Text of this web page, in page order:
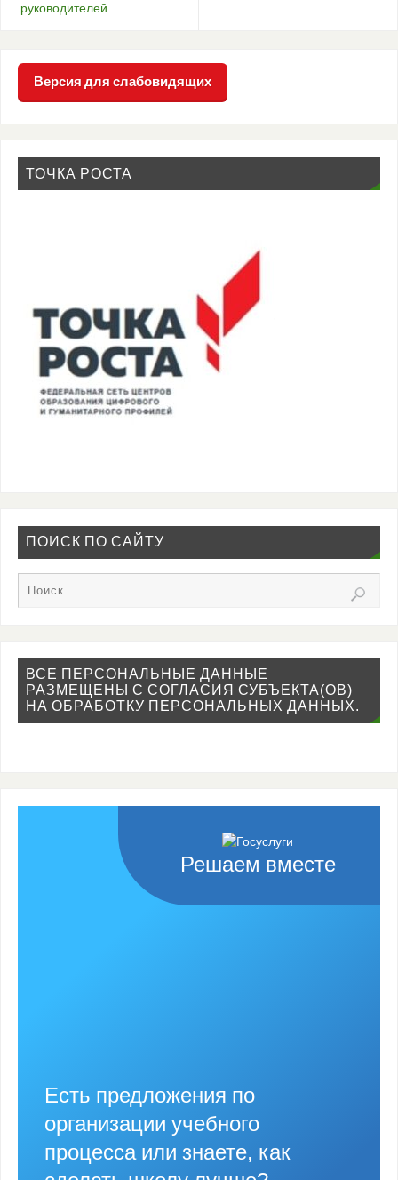
руководителей
Версия для слабовидящих
ТОЧКА РОСТА
ПОИСК ПО САЙТУ
ВСЕ ПЕРСОНАЛЬНЫЕ ДАННЫЕ
РАЗМЕЩЕНЫ С СОГЛАСИЯ СУБЪЕКТА(ОВ)
НА ОБРАБОТКУ ПЕРСОНАЛЬНЫХ ДАННЫХ.
Решаем вместе
Есть предложения по
организации учебного
процесса или знаете, как